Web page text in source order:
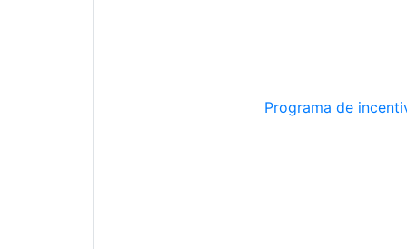
Programa de